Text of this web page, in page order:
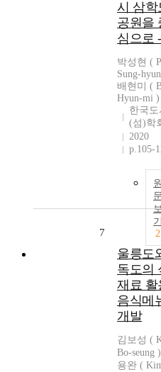
시 삼학
공원을
심으로 -
박성현 (
Sung-
배현미 (
Hyun-mi )
한국도
(섬)학
2020
p.105-
2
7
울릉도
독도의
재료 활
음식메
개발
김보성 (
Bo-seung
용완 (